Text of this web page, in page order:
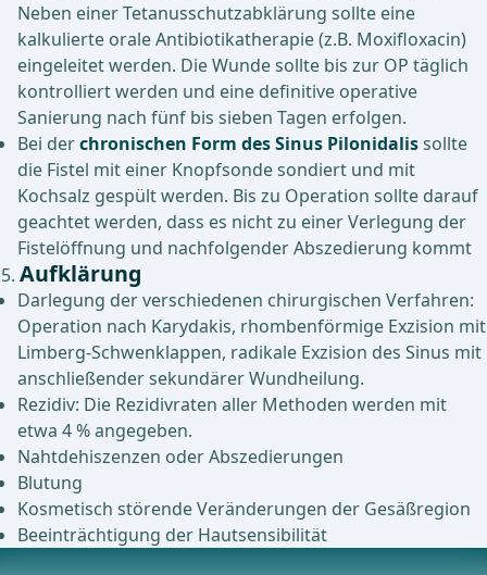
Neben einer Tetanusschutzabklärung sollte eine
kalkulierte orale Antibiotikatherapie (z.B. Moxifloxacin)
eingeleitet werden. Die Wunde sollte bis zur OP täglich
kontrolliert werden und eine definitive operative
Sanierung nach fünf bis sieben Tagen erfolgen.
Bei derchronischen Form des Sinus Pilonidalissollte
die Fistel mit einer Knopfsonde sondiert und mit
Kochsalz gespült werden. Bis zu Operation sollte darauf
geachtet werden, dass es nicht zu einer Verlegung der
Fistelöffnung und nachfolgender Abszedierung kommt
Aufklärung
Darlegung der verschiedenen chirurgischen Verfahren:
Operation nach Karydakis, rhombenförmige Exzision mit
Limberg-Schwenklappen, radikale Exzision des Sinus mit
anschließender sekundärer Wundheilung.
Rezidiv: Die Rezidivraten aller Methoden werden mit
etwa 4 % angegeben.
Nahtdehiszenzen oder Abszedierungen
Blutung
Kosmetisch störende Veränderungen der Gesäßregion
Beeinträchtigung der Hautsensibilität
Anästhesie